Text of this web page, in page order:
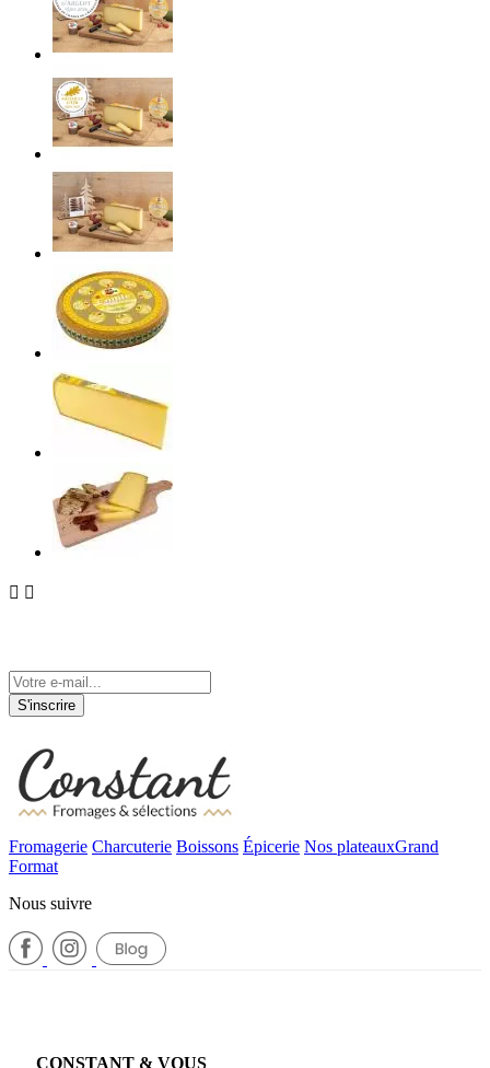
 
S'inscrire
Fromagerie Charcuterie Boissons Épicerie Nos plateauxGrand
Format
Nous suivre
CONSTANT & VOUS